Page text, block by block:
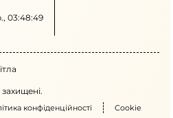
03:48:49
конфіденційності Cookie